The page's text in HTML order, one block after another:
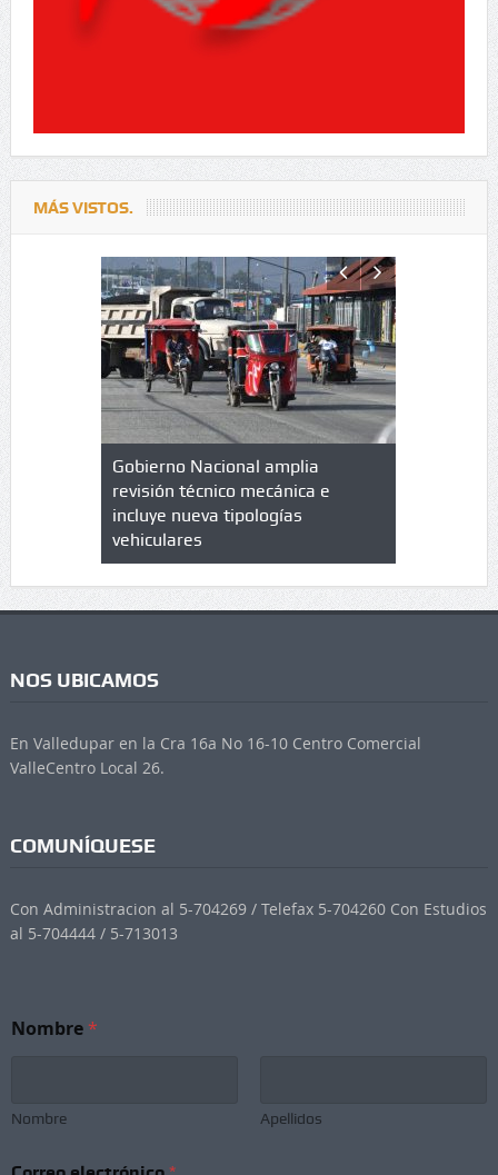
MÁS VISTOS.
de
en
Gobierno Nacional amplia
revisión técnico mecánica e
incluye nueva tipologías
vehiculares
cuáles
NOS UBICAMOS
En Valledupar en la Cra 16a No 16-10 Centro Comercial
ValleCentro Local 26.
COMUNÍQUESE
Con Administracion al 5-704269 / Telefax 5-704260 Con Estudios
al 5-704444 / 5-713013
u
r
Nombre*
Nombre Apellidos